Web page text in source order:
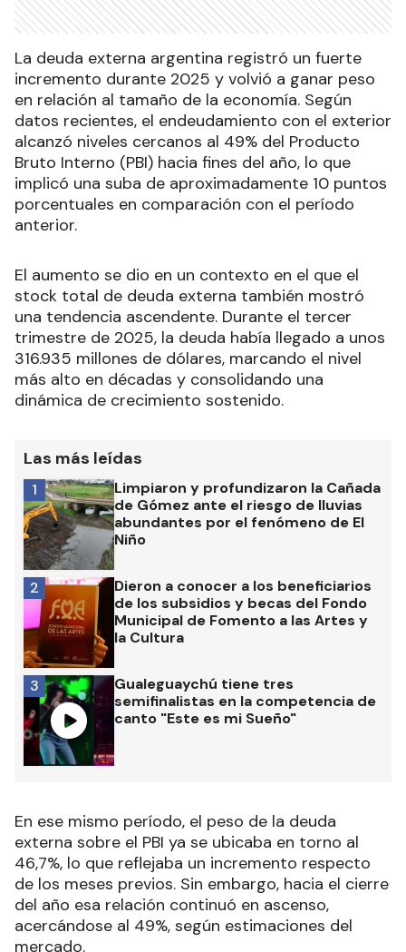
La deuda externa argentina registró un fuerte
incremento durante 2025 y volvió a ganar peso
en relación al tamaño de la economía. Según
datos recientes, el endeudamiento con el exterior
alcanzó niveles cercanos al 49% del Producto
Bruto Interno (PBI) hacia fines del año, lo que
implicó una suba de aproximadamente 10 puntos
porcentuales en comparación con el período
anterior.
El aumento se dio en un contexto en el que el
stock total de deuda externa también mostró
una tendencia ascendente. Durante el tercer
trimestre de 2025, la deuda había llegado a unos
316.935 millones de dólares, marcando el nivel
más alto en décadas y consolidando una
dinámica de crecimiento sostenido.
Las más leídas
Limpiaron y profundizaron la Cañada
de Gómez ante el riesgo de lluvias
abundantes por el fenómeno de El
Niño
1
Dieron a conocer a los beneficiarios
de los subsidios y becas del Fondo
Municipal de Fomento a las Artes y
la Cultura
2
Gualeguaychú tiene tres
semifinalistas en la competencia de
canto "Este es mi Sueño"
3
En ese mismo período, el peso de la deuda
externa sobre el PBI ya se ubicaba en torno al
46,7%, lo que reflejaba un incremento respecto
de los meses previos. Sin embargo, hacia el cierre
del año esa relación continuó en ascenso,
acercándose al 49%, según estimaciones del
mercado.